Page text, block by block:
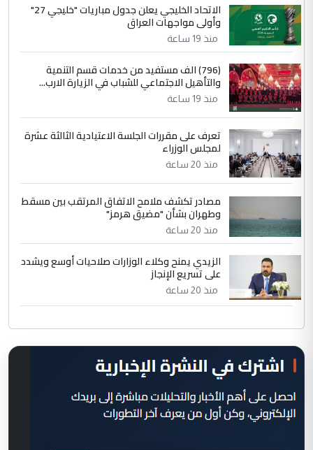
الاتحاد الخليجي يعلن جدول مباريات "خليجي 27"
وأولى مواجهات العراق
منذ 19 ساعة
(796) الف مستفيد من خدمات قسم التنمية
والتأهيل الاجتماعي للشباب في الزيارة الارب...
منذ 19 ساعة
تعرف على مقررات الجلسة الاعتيادية الثالثة عشرة
لمجلس الوزراء
منذ 20 ساعة
مصادر تكشف ملامح الاتفاق المرتقب بين مسقط
وطهران بشأن "مضيق هرمز"
منذ 20 ساعة
الزيدي يمنح وكلاء الوزارات صلاحيات أوسع ويشدد
على تسريع الإنجاز
منذ 20 ساعة